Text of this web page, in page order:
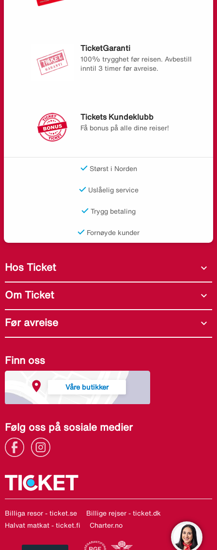
TicketGaranti
100% trygghet før reisen. Avbestill
inntil 3 timer før avreise.
Tickets Kundeklubb
Få bonus på alle dine reiser!
Størst i Norden
Uslåelig service
Trygg betaling
Fornøyde kunder
Hos Ticket expand_more
Om Ticket expand_more
Før avreise expand_more
Finn oss
Våre butikker
Følg oss på sosiale medier
Billiga resor - ticket.se
Billige rejser - ticket.dk
Halvat matkat - ticket.fi
Charter.no